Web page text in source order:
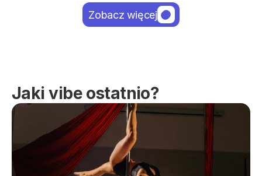
Zobacz więcej
Jaki vibe ostatnio?